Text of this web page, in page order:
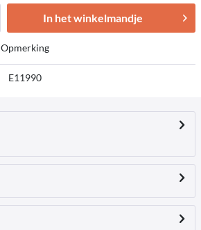
In het winkelmandje
Opmerking
E11990